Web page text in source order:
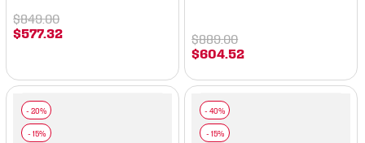
$577.32
$849.00
$604 52
$889.00